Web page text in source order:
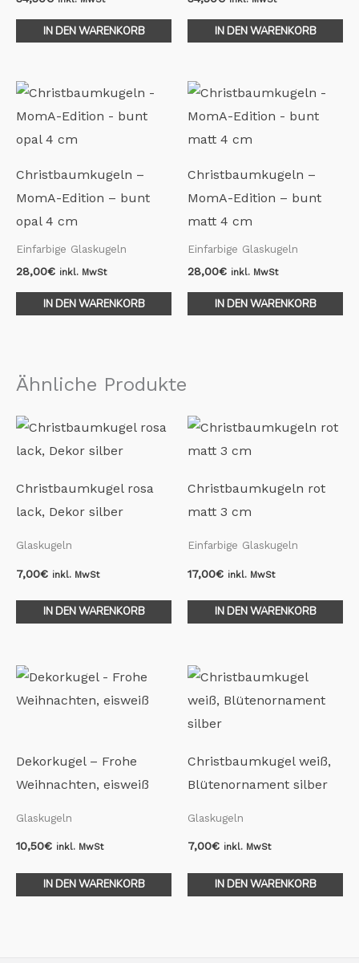
IN DEN WARENKORB IN DEN WARENKORB
Christbaumkugeln –
MomA-Edition – bunt
opal 4 cm
Einfarbige Glaskugeln
28,00€ inkl. MwSt
IN DEN WARENKORB
Christbaumkugeln –
MomA-Edition – bunt
matt 4 cm
Einfarbige Glaskugeln
28,00€ inkl. MwSt
IN DEN WARENKORB
Ähnliche Produkte
Christbaumkugel rosa
lack, Dekor silber
Glaskugeln
7,00€ inkl. MwSt
IN DEN WARENKORB
Christbaumkugeln rot
matt 3 cm
Einfarbige Glaskugeln
17,00€ inkl. MwSt
IN DEN WARENKORB
Dekorkugel – Frohe
Weihnachten, eisweiß
Glaskugeln
10,50€ inkl. MwSt
IN DEN WARENKORB
Christbaumkugel weiß,
Blütenornament silber
Glaskugeln
7,00€ inkl. MwSt
IN DEN WARENKORB